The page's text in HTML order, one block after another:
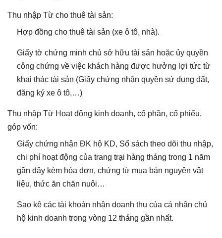
Thu nhập Từ cho thuê tài sản:
Hợp đồng cho thuê tài sản (xe ô tô, nhà).
Giấy tờ chứng minh chủ sở hữu tài sản hoặc ủy quyền
công chứng về việc khách hàng được hưởng lợi tức từ
khai thác tài sản (Giấy chứng nhận quyền sử dụng đất,
đăng ký xe ô tô,…)
Thu nhập Từ Hoạt động kinh doanh, cổ phần, cổ phiếu,
góp vốn:
Giấy chứng nhận ĐK hộ KD, Sổ sách theo dõi thu nhập,
chi phí hoạt động của trang trại hàng tháng trong 1 năm
gần đây kèm hóa đơn, chứng từ mua bán nguyên vật
liệu, thức ăn chăn nuôi…
Sao kê các tài khoản nhận doanh thu của cá nhân chủ
hộ kinh doanh trong vòng 12 tháng gần nhất.